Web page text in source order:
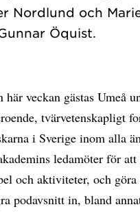
Nordlund och
här veckan gästas Umeå
tvärvetenskapligt
i Sverige inom alla
ledamöter för
och aktiviteter, och
podavsnitt in, bland